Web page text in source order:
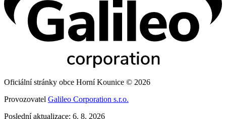
Oficiální stránky obce Horní Kounice © 2026
Provozovatel Galileo Corporation s.r.o.
Poslední aktualizace: 6. 8. 2026